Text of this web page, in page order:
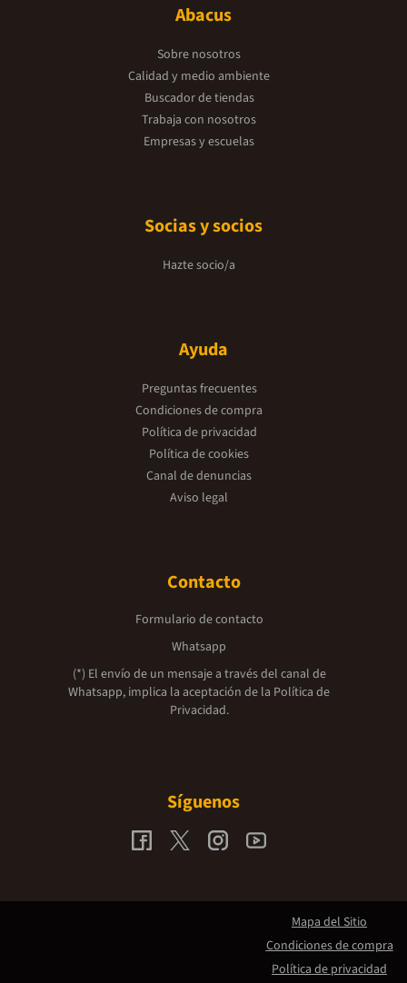
Abacus
Sobre nosotros
Calidad y medio ambiente
Buscador de tiendas
Trabaja con nosotros
Empresas y escuelas
Socias y socios
Hazte socio/a
Ayuda
Preguntas frecuentes
Condiciones de compra
Política de privacidad
Política de cookies
Canal de denuncias
Aviso legal
Contacto
Formulario de contacto
Whatsapp
(*) El envío de un mensaje a través del canal de
Whatsapp, implica la aceptación de la Política de
Privacidad.
Síguenos
Mapa del Sitio
Condiciones de compra
Política de privacidad